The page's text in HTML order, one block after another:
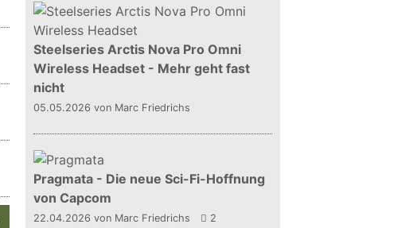
Steelseries Arctis Nova Pro Omni
Wireless Headset - Mehr geht fast
nicht
05.05.2026 von Marc Friedrichs
Pragmata - Die neue Sci-Fi-Hoffnung
von Capcom
22.04.2026 von Marc Friedrichs 2